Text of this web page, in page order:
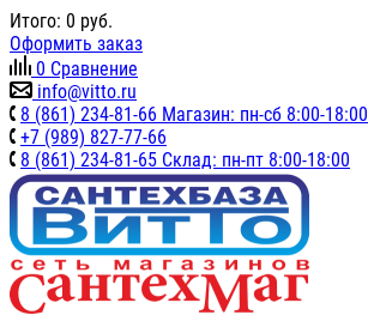
Итого: 0 руб.
Оформить заказ
0 Сравнение
info@vitto.ru
8 (861) 234-81-66 Магазин: пн-сб 8:00-18:00
+7 (989) 827-77-66
8 (861) 234-81-65 Склад: пн-пт 8:00-18:00